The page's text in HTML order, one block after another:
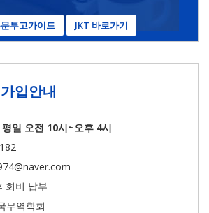
투고가이드 JKT 바로가기
입안내
일 오전 10시~오후 4시
회비 납부
무역학회